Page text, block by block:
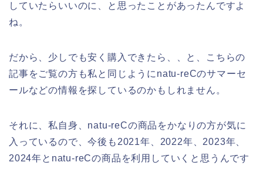
していたらいいのに、と思ったことがあったんですよ
ね。
だから、少しでも安く購入できたら、、と、こちらの
記事をご覧の方も私と同じようにnatu-reCのサマーセ
ールなどの情報を探しているのかもしれません。
それに、私自身、natu-reCの商品をかなりの方が気に
入っているので、今後も2021年、2022年、2023年、
2024年とnatu-reCの商品を利用していくと思うんです